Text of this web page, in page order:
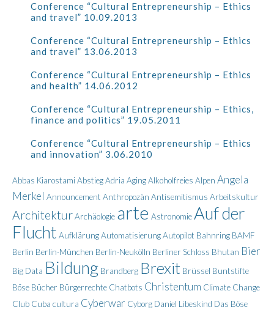
Conference “Cultural Entrepreneurship – Ethics
and travel” 10.09.2013
Conference “Cultural Entrepreneurship – Ethics
and travel” 13.06.2013
Conference “Cultural Entrepreneurship – Ethics
and health” 14.06.2012
Conference “Cultural Entrepreneurship – Ethics,
finance and politics” 19.05.2011
Conference “Cultural Entrepreneurship – Ethics
and innovation” 3.06.2010
Abbas Kiarostami AbstiegAdria AgingAlkoholfreies Alpen Angela
Merkel Announcement Anthropozän Antisemitismus Arbeitskultur
ArchitekturArchäologie arte AstronomieAuf der
Flucht AufklärungAutomatisierungAutopilot Bahnring BAMF
Berlin Berlin-München Berlin-Neukölln Berliner Schloss Bhutan Bier
Big Data Bildung Brandberg Brexit Brüssel Buntstifte
Böse Bücher Bürgerrechte Chatbots Christentum Climate Change
Club Cuba cultura Cyberwar Cyborg Daniel Libeskind Das Böse